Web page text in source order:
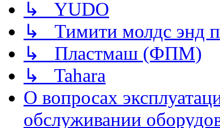
↳ YUDO
↳ Тимити молдс энд
↳ Пластмаш (ФПМ)
↳ Tahara
О вопросах
обслуживании